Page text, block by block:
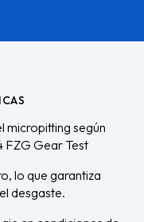
micropitting según
FZG Gear Test
lo que garantiza
desgaste.